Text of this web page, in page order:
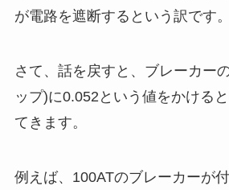
が電路を遮断するという訳です。
さて、話を戻すと、ブレーカー
ップ)に0.052という値をかける
てきます。
例えば、100ATのブレーカーが